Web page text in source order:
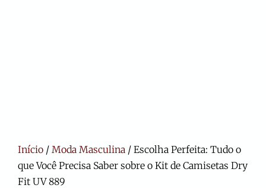
Início / Moda Masculina / Escolha Perfeita: Tudo o
que Você Precisa Saber sobre o Kit de Camisetas Dry
Fit UV 889